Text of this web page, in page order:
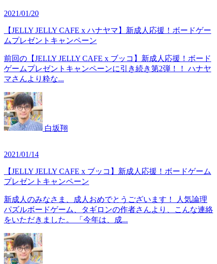
2021/01/20
【JELLY JELLY CAFE x ハナヤマ】新成人応援！ボードゲー
ムプレゼントキャンペーン
前回の【JELLY JELLY CAFE x ブッコ】新成人応援！ボード
ゲームプレゼントキャンペーンに引き続き第2弾！！ ハナヤ
マさんより粋な...
白坂翔
2021/01/14
【JELLY JELLY CAFE x ブッコ】新成人応援！ボードゲーム
プレゼントキャンペーン
新成人のみなさま、成人おめでとうございます！ 人気論理
パズルボードゲーム、タギロンの作者さんより、こんな連絡
をいただきました。 「今年は、成...